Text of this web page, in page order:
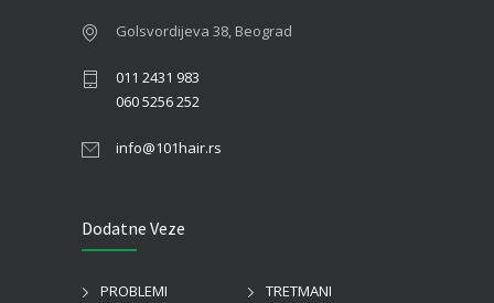
Golsvordijeva 38, Beograd
011 2431 983
060 5256 252
info@101hair.rs
Dodatne Veze
PROBLEMI
TRETMANI